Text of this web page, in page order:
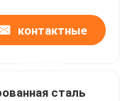
контактные
сталь